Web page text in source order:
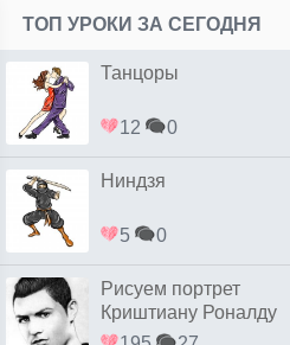
ТОП УРОКИ ЗА СЕГОДНЯ
Танцоры
12 0
Ниндзя
5 0
Рисуем портрет
Криштиану Роналду
простым